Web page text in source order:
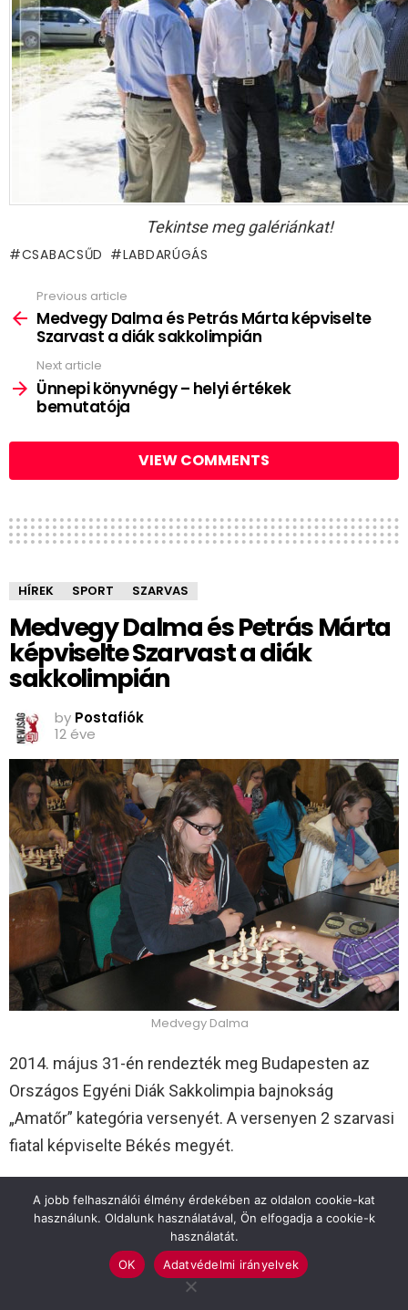
Tekintse meg galériánkat!
CSABACSŰD LABDARÚGÁS
more
Previous article
Medvegy Dalma és Petrás Márta képviselte
Szarvast a diák sakkolimpián
Next article
Ünnepi könyvnégy – helyi értékek
bemutatója
VIEW COMMENTS
HÍREK SPORT SZARVAS
Medvegy Dalma és Petrás Márta
képviselte Szarvast a diák
sakkolimpián
by Postafiók
12 éve
Medvegy Dalma
2014. május 31-én rendezték meg Budapesten az
Országos Egyéni Diák Sakkolimpia bajnokság
„Amatőr” kategória versenyét. A versenyen 2 szarvasi
fiatal képviselte Békés megyét.
Az L3 korosztályban Petrás Márta 26 versenyzőből
20. helyet szerezte meg. Ez élete legelső egyéni
országos döntője volt. 3 év szorgalmas tanulásával,
sok versennyel jutott el idáig.
A jobb felhasználói élmény érdekében az oldalon cookie-kat
használunk. Oldalunk használatával, Ön elfogadja a cookie-k
használatát.
OK
Adatvédelmi irányelvek